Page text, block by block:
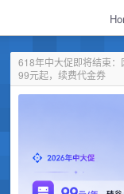
618年中大促即将结束：
99元起，续费代金券